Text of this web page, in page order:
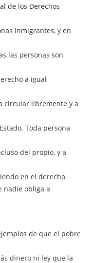
de los Derechos
inmigrantes, y en
las personas son
a igual
circular libremente y a
Toda persona
del propio, y a
en el derecho
nadie obliga a
de que el pobre
dinero ni ley que la